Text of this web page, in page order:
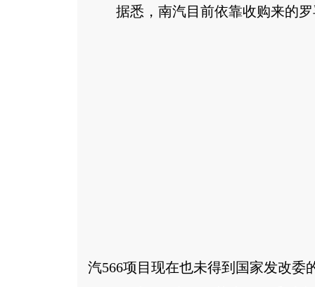
据悉，南汽目前依靠收购来的罗
汽566项目现在也未得到国家发改委